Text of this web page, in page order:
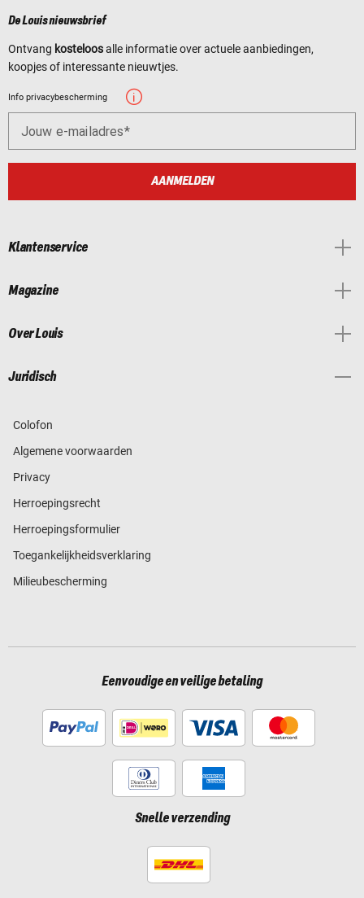
De Louis nieuwsbrief
Ontvang kosteloosalle informatie over actuele aanbiedingen,
koopjes of interessante nieuwtjes.
Info privacybescherming
Jouw e-mailadres
AANMELDEN
Klantenservice
Magazine
Over Louis
Juridisch
Colofon
Algemene voorwaarden
Privacy
Herroepingsrecht
Herroepingsformulier
Toegankelijkheidsverklaring
Milieubescherming
Eenvoudige en veilige betaling
Snelle verzending